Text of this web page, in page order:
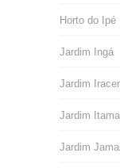
Horto do Ipé
Jardim Ingá
Jardim
Jardim
Jardim